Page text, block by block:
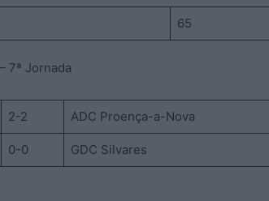
65
7ª Jornada
2-2 ADC Proença-a-Nova
0-0 GDC Silvares